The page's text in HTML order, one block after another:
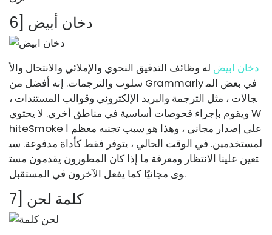
6] دخان أبيض
دخان ابيض له وظائف التدقيق النحوي والإملائي والانتحال والأ
سلوب والترجمات. إنه أفضل من Grammarly في بعض الم
جالات ، مثل الترجمة والبريد الإلكتروني وقوالب المستندات ،
ويقوم بإجراء فحوصات أساسية في مناطق أخرى. لا يحتوي W
hiteSmoke على إصدار مجاني ، وهذا هو سبب تجنبه معظم ا
لمستخدمين. في الوقت الحالي ، يتوفر فقط كأداة مدفوعة. سي
تعين علينا الانتظار ومعرفة ما إذا كان المطورون يقدمون مست
وى مجانيًا كما يفعل الآخرون في المستقبل.
7] كلمة لحن